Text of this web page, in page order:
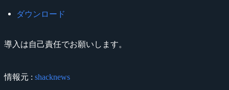
ダウンロード
導入は自己責任でお願いします。
情報元 : shacknews